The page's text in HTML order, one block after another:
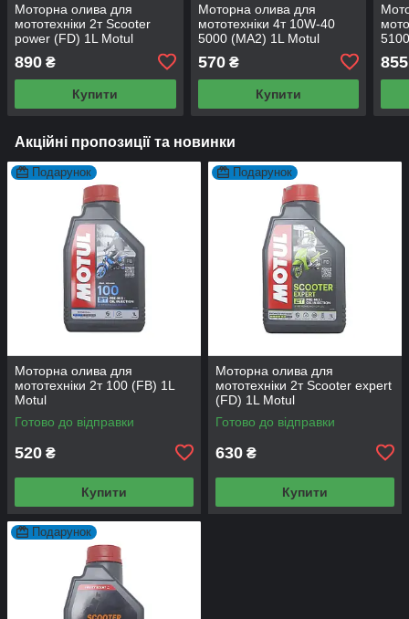
Моторна олива для
мототехніки 2т Scooter
power (FD) 1L Motul
890 ₴
Купити
Моторна олива для
мототехніки 4т 10W-40
5000 (MA2) 1L Motul
570₴
Купити
855
Акційні пропозиції та новинки
Подарунок
Моторна олива для
мототехніки 2т 100 (FB) 1L
Motul
Готово до відправки
520 ₴
Купити
Подарунок
Моторна олива для
мототехніки 2т Scooter expert
(FD) 1L Motul
Готово до відправки
630 ₴
Купити
Подарунок